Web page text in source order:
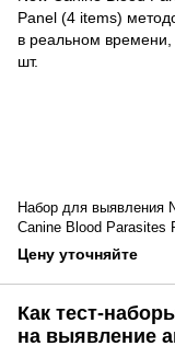
Набор для выявления
Canine Blood Parasites
items) методом ПЦР в
реальном времени, уп.
Цену уточняйте
Как тест-
на выявление